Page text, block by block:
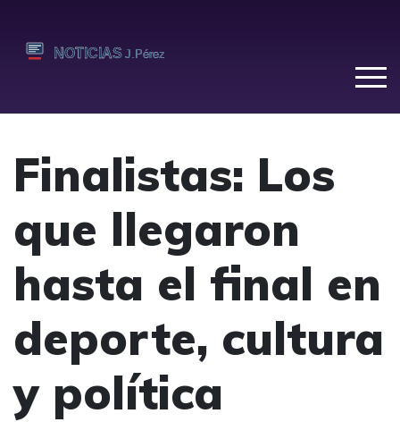
Finalistas: Los
que llegaron
hasta el final en
deporte, cultura
y política